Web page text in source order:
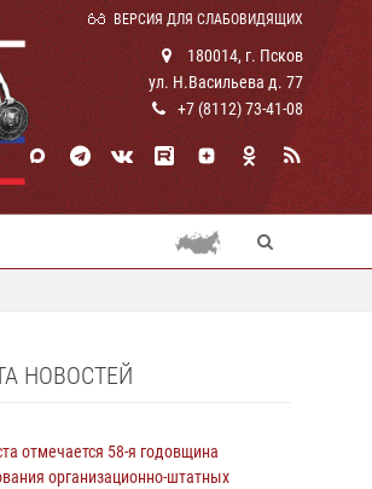
ВЕРСИЯ ДЛЯ СЛАБОВИДЯЩИХ
180014, г. Псков
ул. Н.Васильева д. 77
+7 (8112) 73-41-08
НОВОСТЕЙ
отмечается 58-я годовщина
организационно-штатных